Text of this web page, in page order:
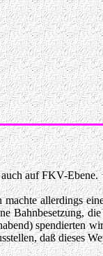
auf FKV-Ebene.
allerdings
Bahnbesetzung,
spendierten
daß dieses